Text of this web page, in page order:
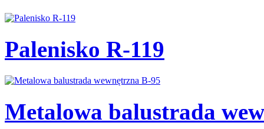
Palenisko R-119
Metalowa balustrada